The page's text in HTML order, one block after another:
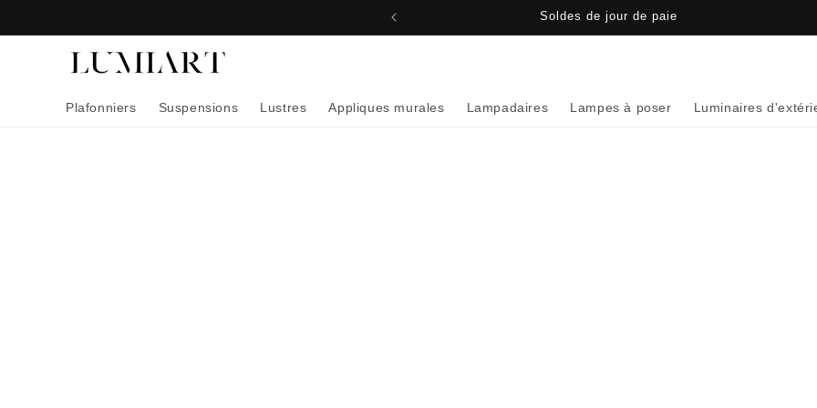
au
contenu
Soldes de jour de paie
Plafonniers Suspensions Lustres Appliques murales Lampadaires Lampes à poser Luminaires